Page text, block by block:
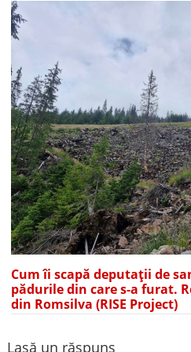
Cum îi scapă deputații de
pădurile din care s-a furat.
din Romsilva (RISE Project)
Lasă un răspuns